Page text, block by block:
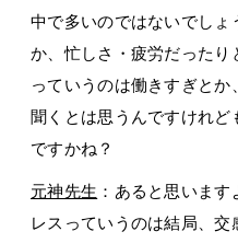
中で多いのではないでしょ
か、忙しさ・疲労だったり
っていうのは働きすぎと
聞くとは思うんですけれ
ですかね？
元神先生 ：あると思いま
レスっていうのは結局、